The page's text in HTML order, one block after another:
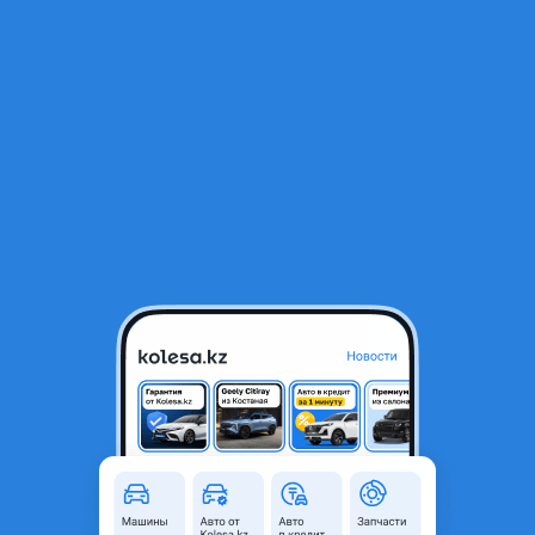
XCMG XMR603 2026 года
20 300 000 ₸
Объявление находится в архиве и может быть